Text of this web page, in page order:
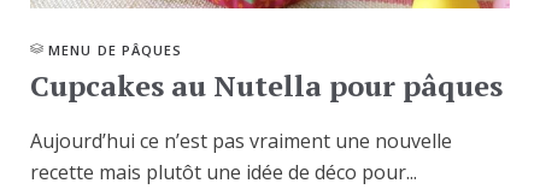
MENU DE PÂQUES
Cupcakes au Nutella pour pâques
Aujourd’hui ce n’est pas vraiment une nouvelle
recette mais plutôt une idée de déco pour...